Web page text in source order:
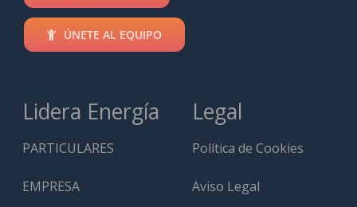
ÚNETE AL EQUIPO
Lidera Energía
PARTICULARES
EMPRESA
Legal
Política de Cookies
Aviso Legal